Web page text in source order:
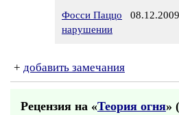
Фосси Паццо
нарушении
+ добавить замечания
Рецензия на «Теория огня» (